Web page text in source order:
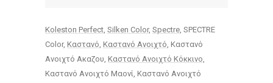
Koleston Perfect Silken Color Spectre SPECTRE
Color Καστανό Καστανό Ανοιχτό Καστανό
Ανοιχτό Ακαζου Καστανό Ανοιχτό Κόκκινο
Καστανό Ανοιχτό Μαονί Καστανό Ανοιχτό